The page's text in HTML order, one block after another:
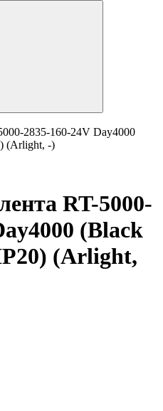
2835-160-24V Day4000
(Arlight, -)
RT-5000-
(Black
(Arlight,